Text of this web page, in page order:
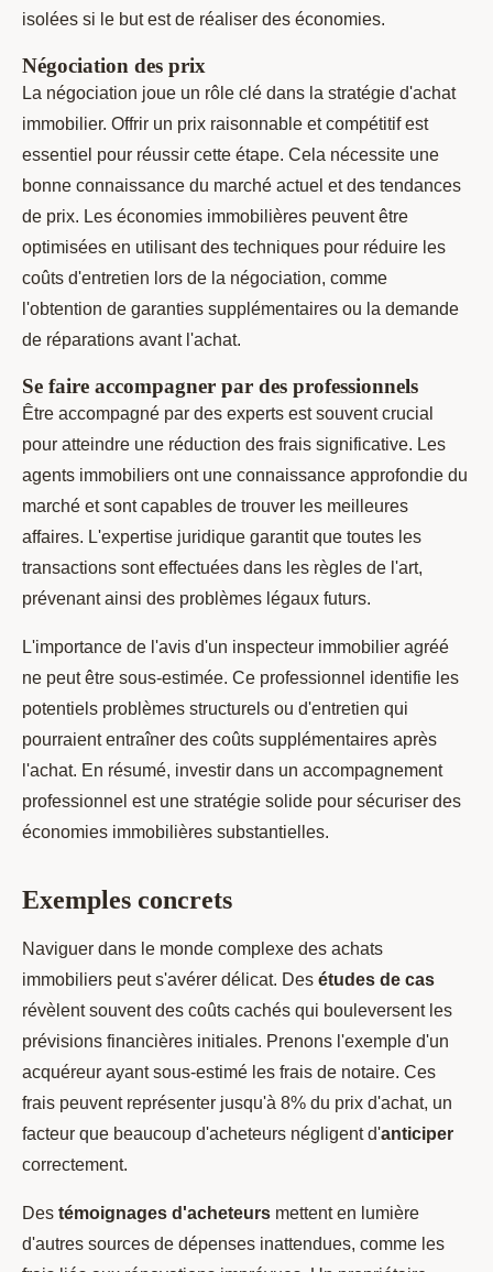
isolées si le but est de réaliser des économies.
Négociation des prix
La négociation joue un rôle clé dans la stratégie d'achat
immobilier. Offrir un prix raisonnable et compétitif est
essentiel pour réussir cette étape. Cela nécessite une
bonne connaissance du marché actuel et des tendances
de prix. Les économies immobilières peuvent être
optimisées en utilisant des techniques pour réduire les
coûts d'entretien lors de la négociation, comme
l'obtention de garanties supplémentaires ou la demande
de réparations avant l'achat.
Se faire accompagner par des professionnels
Être accompagné par des experts est souvent crucial
pour atteindre une réduction des frais significative. Les
agents immobiliers ont une connaissance approfondie du
marché et sont capables de trouver les meilleures
affaires. L'expertise juridique garantit que toutes les
transactions sont effectuées dans les règles de l'art,
prévenant ainsi des problèmes légaux futurs.
L'importance de l'avis d'un inspecteur immobilier agréé
ne peut être sous-estimée. Ce professionnel identifie les
potentiels problèmes structurels ou d'entretien qui
pourraient entraîner des coûts supplémentaires après
l'achat. En résumé, investir dans un accompagnement
professionnel est une stratégie solide pour sécuriser des
économies immobilières substantielles.
Exemples concrets
Naviguer dans le monde complexe des achats
immobiliers peut s'avérer délicat. Des études de cas
révèlent souvent des coûts cachés qui bouleversent les
prévisions financières initiales. Prenons l'exemple d'un
acquéreur ayant sous-estimé les frais de notaire. Ces
frais peuvent représenter jusqu'à 8% du prix d'achat, un
facteur que beaucoup d'acheteurs négligent d'anticiper
correctement.
Des témoignages d'acheteurs mettent en lumière
d'autres sources de dépenses inattendues, comme les